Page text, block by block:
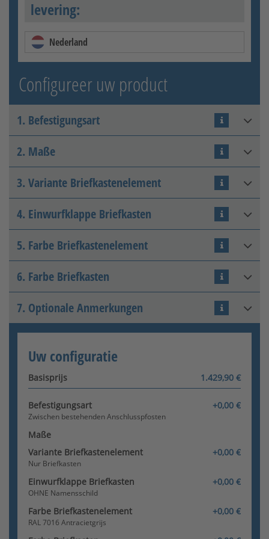
levering:
Nederland
Configureer uw product
1. Befestigungsart
Zwischen bestehenden
Anschlusspfosten
Anschlusspfosten (LINKS) /
Mitgelieferter Pfosten
(RECHTS)
[+205,63 €]
Mitgelieferter Pfosten (LINKS)
Anschlusspfosten (RECHTS)
[+205,63 €]
[+411,26 €]
2. Maße
Höhe (H):
mm
Toelaatbaar bereik: 1200 - 2000
3. Variante Briefkastenelement
Nur Briefkasten
Briefkasten und
4. Einwurfklappe Briefkasten
OHNE Namensschild
5. Farbe Briefkastenelement
Antracietgrijs
RAL-nummer
6. Farbe Briefkasten
RAL 7016 Anthrazitgrau
7. Optionale Anmerkungen
Uw configuratie
Basisprijs 1.429,90 €
Befestigungsart +0,00 €
Zwischen bestehenden Anschlusspfosten
Maße
Variante Briefkastenelement
+0,00 €
Nur Briefkasten
Einwurfklappe Briefkasten +0,00 €
OHNE Namensschild
Farbe Briefkastenelement +0,00 €
RAL 7016 Antracietgrijs
Configurator wordt geladen